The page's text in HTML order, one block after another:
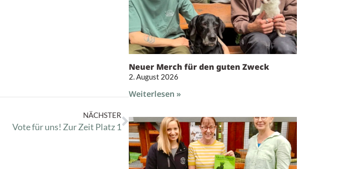
NÄCHSTER
Vote für uns! Zur Zeit Platz 1
Neuer Merch für den guten Zweck
2. August 2026
Weiterlesen »